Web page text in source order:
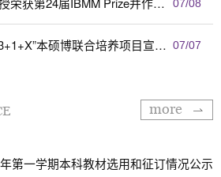
07/08
学校举办香港城市大学“3+1+X”本硕博联合培养项目宣讲会 07/07
more
第一学期本科教材选用和征订情况公示